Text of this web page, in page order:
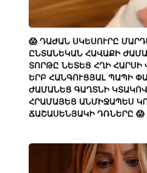
😱 ԴԱԺԱՆ ՍԿԵՍՈՒՐԸ
ԸՆՏԱՆԵԿԱՆ ՀԱՎԱՔԻ
ՏՈՐԹԸ ՆԵՏԵՑ ՀՂԻ ՀԱՐՍԻ
ԵՐԲ ՀԱՆԳՈՒՑՅԱԼ ՊԱՊԻ
ԺԱՄԱՆԵՑ ԳԱՂՏՆԻ
ՀՐԱՄԱՅԵՑ ԱՆՄԻՋԱՊԵՍ
ՃԱՇԱՍԵՆՅԱԿԻ ԴՌՆԵՐԸ 😱